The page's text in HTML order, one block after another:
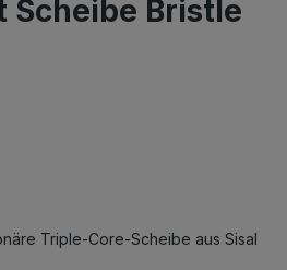
Scheibe Bristle
Triple-Core-Scheibe aus Sisal